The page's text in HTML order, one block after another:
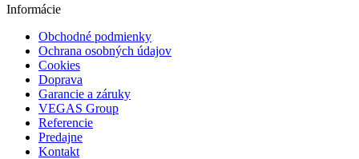
Informácie
Obchodné podmienky
Ochrana osobných údajov
Cookies
Doprava
Garancie a záruky
VEGAS Group
Referencie
Predajne
Kontakt